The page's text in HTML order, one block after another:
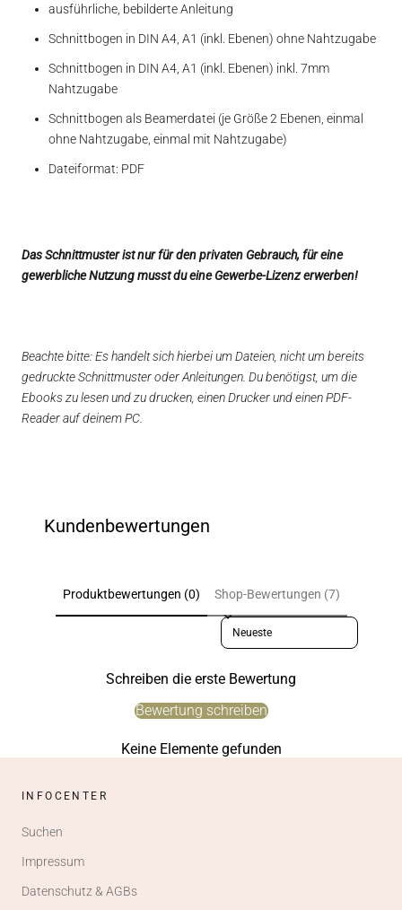
ausführliche, bebilderte Anleitung
Schnittbogen in DIN A4, A1 (inkl. Ebenen) ohne Nahtzugabe
Schnittbogen in DIN A4, A1 (inkl. Ebenen) inkl. 7mm
Nahtzugabe
Schnittbogen als Beamerdatei (je Größe 2 Ebenen, einmal
ohne Nahtzugabe, einmal mit Nahtzugabe)
Dateiformat: PDF
Das Schnittmuster ist nur für den privaten Gebrauch, für eine
gewerbliche Nutzung musst du eine Gewerbe-Lizenz erwerben!
Beachte bitte: Es handelt sich hierbei um Dateien, nicht um bereits
gedruckte Schnittmuster oder Anleitungen. Du benötigst, um die
Ebooks zu lesen und zu drucken, einen Drucker und einen PDF-
Reader auf deinem PC.
Kundenbewertungen
Produktbewertungen (0) Shop-Bewertungen (7)
Sort reviews by
Schreiben die erste Bewertung
Bewertung schreiben
Keine Elemente gefunden
INFOCENTER
Suchen
Impressum
Datenschutz & AGBs